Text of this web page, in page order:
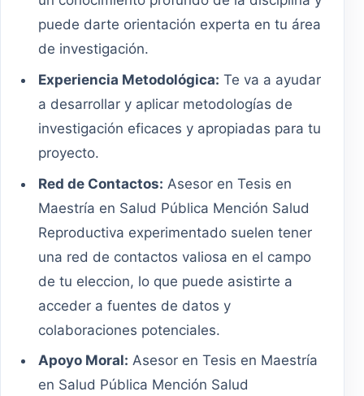
puede darte orientación experta en tu área
de investigación.
Experiencia Metodológica: Te va a ayudar
a desarrollar y aplicar metodologías de
investigación eficaces y apropiadas para tu
proyecto.
Red de Contactos: Asesor en Tesis en
Maestría en Salud Pública Mención Salud
Reproductiva experimentado suelen tener
una red de contactos valiosa en el campo
de tu eleccion, lo que puede asistirte a
acceder a fuentes de datos y
colaboraciones potenciales.
Apoyo Moral: Asesor en Tesis en Maestría
en Salud Pública Mención Salud